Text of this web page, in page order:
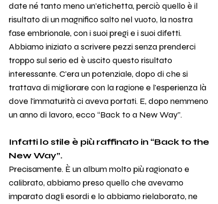
date né tanto meno un'etichetta, perciò quello è il
risultato di un magnifico salto nel vuoto, la nostra
fase embrionale, con i suoi pregi e i suoi difetti.
Abbiamo iniziato a scrivere pezzi senza prenderci
troppo sul serio ed è uscito questo risultato
interessante. C'era un potenziale, dopo di che si
trattava di migliorare con la ragione e l'esperienza là
dove l'immaturità ci aveva portati. E, dopo nemmeno
un anno di lavoro, ecco “Back to a New Way”.
Infatti lo stile è più raffinato in “Back to the
New Way”.
Precisamente. È un album molto più ragionato e
calibrato, abbiamo preso quello che avevamo
imparato dagli esordi e lo abbiamo rielaborato, ne